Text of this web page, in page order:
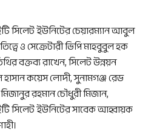
সিলেট ইউনিটের চেয়ারম্যান আবুল
ও সেক্রেটারী ভিপি মাহবুবুল হক
বক্তব্য রাখেন, সিলেট উন্নয়ন
কয়েস লোদী, সুনামগঞ্জ রেড
রহমান চৌধুরী মিজান,
সিলেট ইউনিটের সাবেক আহ্বায়ক